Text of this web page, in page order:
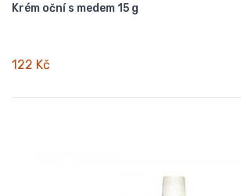
Krém oční s medem 15 g
122 Kč